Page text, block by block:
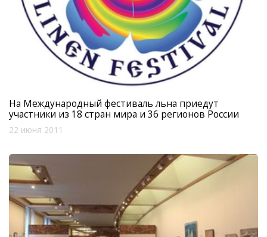
На Международный фестиваль льна приедут
участники из 18 стран мира и 36 регионов России
22 июня 2011